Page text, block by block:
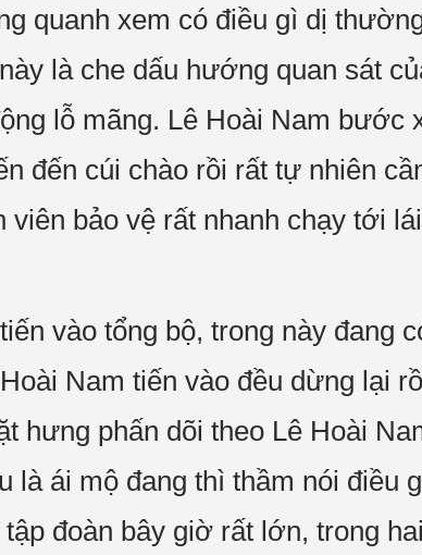
quanh xem có điều gì dị
là che dấu hướng quan sát
lỗ mãng. Lê Hoài Nam bước
đến cúi chào rồi rất tự nhiên
viên bảo vệ rất nhanh chạy tới
vào tổng bộ, trong này đang
Nam tiến vào đều dừng lại
hưng phấn dõi theo Lê Hoài
là ái mộ đang thì thầm nói điều
đoàn bây giờ rất lớn, trong